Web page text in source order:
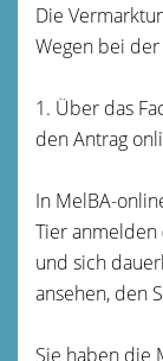
Die
Wegen bei
1. Über das
den Antrag
In MelBA-
Tier anmelden
und sich
ansehen, den
Sie haben die